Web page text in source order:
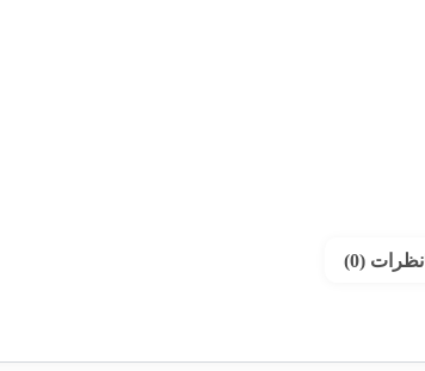
نظرات (0)